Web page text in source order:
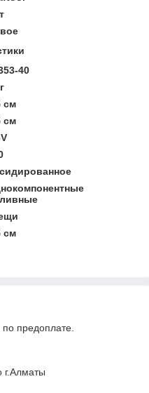
40
см
см
см
по предоплате.
г.Алматы